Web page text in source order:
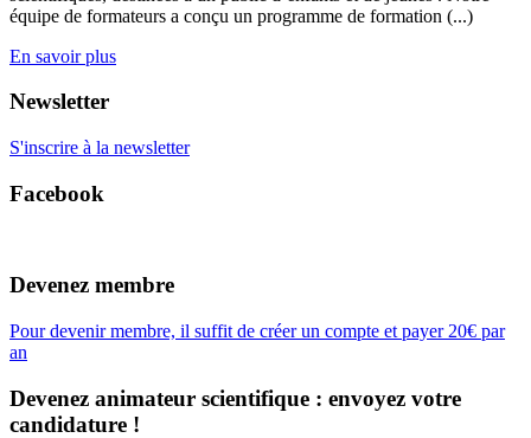
équipe de formateurs a conçu un programme de formation (...)
En savoir plus
Newsletter
S'inscrire à la newsletter
Facebook
Devenez membre
Pour devenir membre, il suffit de créer un compte et payer 20€ par
an
Devenez animateur scientifique : envoyez votre
candidature !